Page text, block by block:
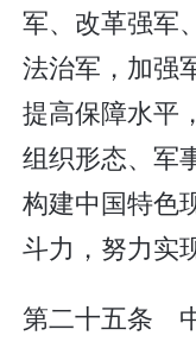
军、改革强军
法治军，加强
提高保障水平
组织形态、军
构建中国特色
斗力，努力实
第二十五条